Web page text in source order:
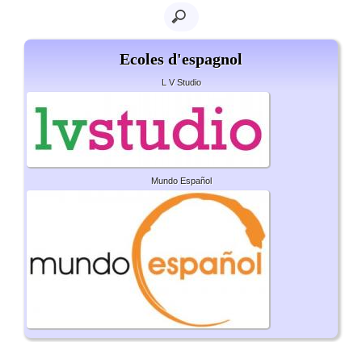
Ecoles d'espagnol
L V Studio
Mundo Español